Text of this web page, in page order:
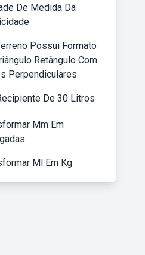
De Medida Da
Possui Formato
Retângulo Com
Perpendiculares
De 30 Litros
Mm Em
Ml Em Kg